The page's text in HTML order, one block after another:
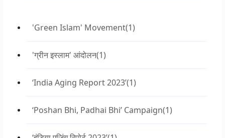
'Green Islam' Movement(1)
'ग्रीन इस्लाम' आंदोलन(1)
‘India Aging Report 2023’(1)
‘Poshan Bhi, Padhai Bhi’ Campaign(1)